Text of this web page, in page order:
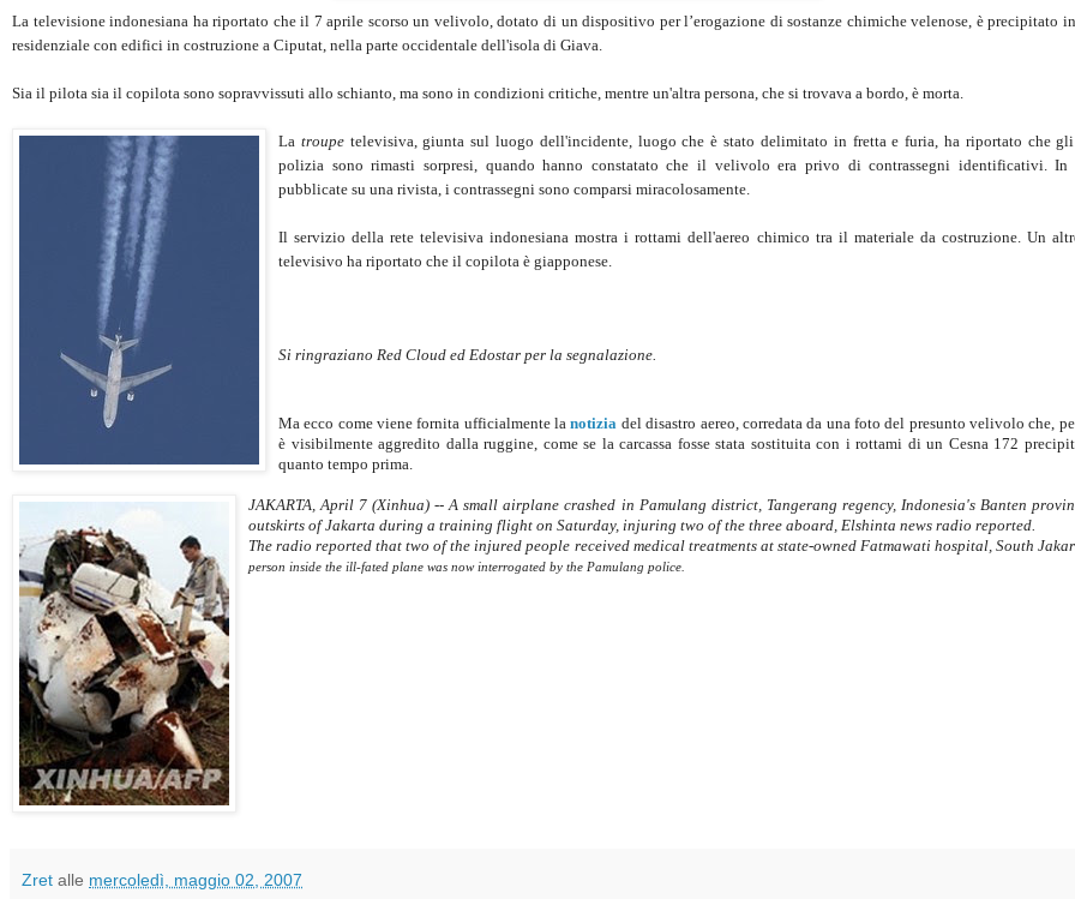
La televisione indonesiana ha riportato che il 7 aprile scorso un velivolo, dotato di un dispositivo per l’erogazione di sostanze chimiche velenose, è precipitato
residenziale con edifici in costruzione a Ciputat, nella parte occidentale dell'isola di Giava.
Sia il pilota sia il copilota sono sopravvissuti allo schianto, ma sono in condizioni critiche, mentre un'altra persona, che si trovava a bordo, è morta.
La troupetelevisiva, giunta sul luogo dell'incidente, luogo che è stato delimitato in fretta e furia, ha riportato che
polizia sono rimasti sorpresi, quando hanno constatato che il velivolo era privo di contrassegni identificativi. In
pubblicate su una rivista, i contrassegni sono comparsi miracolosamente.
Il servizio della rete televisiva indonesiana mostra i rottami dell'aereo chimico tra il materiale da costruzione. Un
televisivo ha riportato che il copilota è giapponese.
Si ringraziano Red Cloud ed Edostar per la segnalazione.
Ma ecco come viene fornita ufficialmente lanotizia del disastro aereo, corredata da una foto del presunto velivolo che,
è visibilmente aggredito dalla ruggine, come se la carcassa fosse stata sostituita con i rottami di un Cesna 172
quanto tempo prima.
JAKARTA, April 7 (Xinhua) -- A small airplane crashed in Pamulang district, Tangerang regency, Indonesia's Banten
outskirts of Jakarta during a training flight on Saturday, injuring two of the three aboard, Elshinta news radio reported.
The radio reported that two of the injured people received medical treatments at state-owned Fatmawati hospital, South
person inside the ill-fated plane was now interrogated by the Pamulang police.
Zret alle mercoledì, maggio 02, 2007